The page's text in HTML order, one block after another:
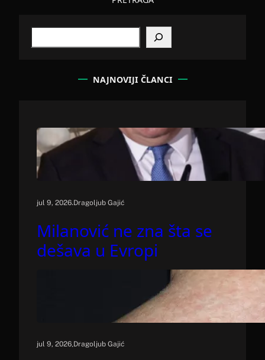
NAJNOVIJI ČLANCI
jul 9, 2026.Dragoljub Gajić
Milanović ne zna šta se
dešava u Evropi
jul 9, 2026.Dragoljub Gajić